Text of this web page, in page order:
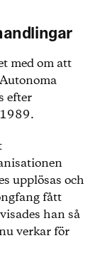
med om att
efter
upplösas och
fått
han så
verkar för